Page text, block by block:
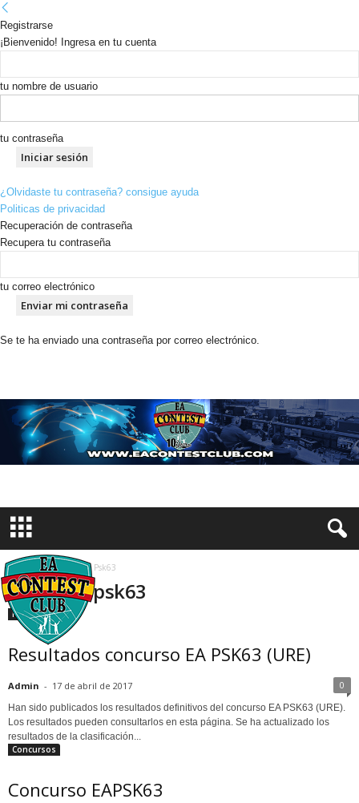
Registrarse
¡Bienvenido! Ingresa en tu cuenta
tu nombre de usuario
tu contraseña
¿Olvidaste tu contraseña? consigue ayuda
Politicas de privacidad
Recuperación de contraseña
Recupera tu contraseña
tu correo electrónico
Se te ha enviado una contraseña por correo electrónico.
Inicio Etiquetas Psk63
Etiqueta: psk63
Resultados
Resultados concurso EA PSK63 (URE)
Admin - 17 de abril de 2017 0
Han sido publicados los resultados definitivos del concurso EA PSK63 (URE).
Los resultados pueden consultarlos en esta página. Se ha actualizado los
resultados de la clasificación...
Concursos
Concurso EAPSK63